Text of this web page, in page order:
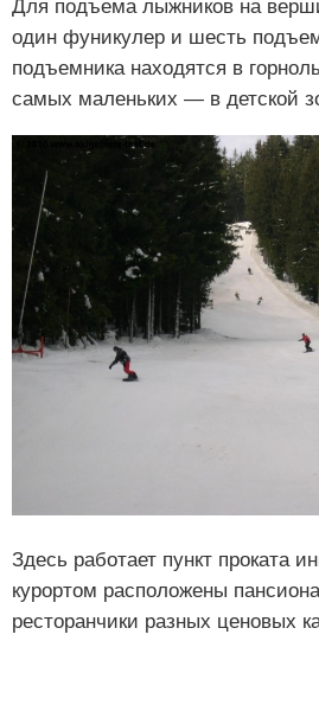
Для подъема лыжников на
один фуникулер и шесть
подъемника находятся в
самых маленьких — в детской
Здесь работает пункт проката
курортом расположены
ресторанчики разных ценовых